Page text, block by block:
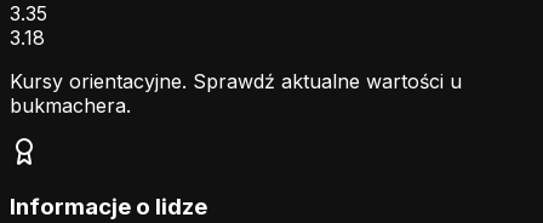
3.35
3.18
Kursy orientacyjne. Sprawdź aktualne wartości u
bukmachera.
Informacje o lidze